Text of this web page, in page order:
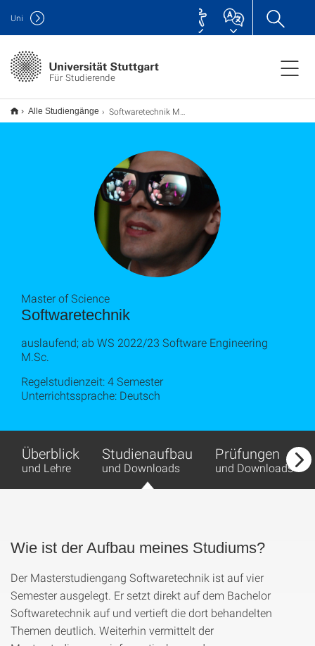
Für Studierende
Uni
Alle Studiengänge Softwaretechnik M.Sc.
Softwaretechnik
Master of Science
auslaufend; ab WS 2022/23 Software Engineering
M.Sc.
Regelstudienzeit: 4 Semester
Unterrichtssprache: Deutsch
Überblick
und Lehre
Studienaufbau
und Downloads
Prüfungen
und Downloads
Wie ist der Aufbau meines Studiums?
Der Masterstudiengang Softwaretechnik ist auf vier
Semester ausgelegt. Er setzt direkt auf dem Bachelor
Softwaretechnik auf und vertieft die dort behandelten
Themen deutlich. Weiterhin vermittelt der